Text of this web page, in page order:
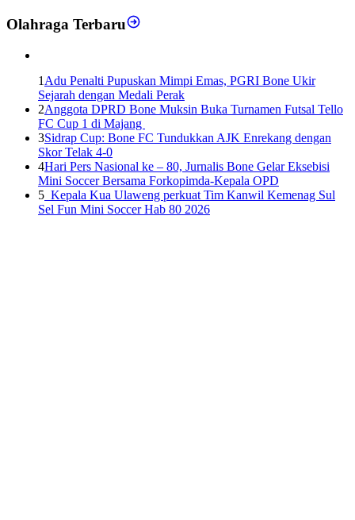
Olahraga Terbaru
1 Adu Penalti Pupuskan Mimpi Emas, PGRI Bone Ukir
Sejarah dengan Medali Perak
2Anggota DPRD Bone Muksin Buka Turnamen Futsal Tello
FC Cup 1 di Majang
3Sidrap Cup: Bone FC Tundukkan AJK Enrekang dengan
Skor Telak 4-0
4Hari Pers Nasional ke – 80, Jurnalis Bone Gelar Eksebisi
Mini Soccer Bersama Forkopimda-Kepala OPD
5 Kepala Kua Ulaweng perkuat Tim Kanwil Kemenag Sul
Sel Fun Mini Soccer Hab 80 2026